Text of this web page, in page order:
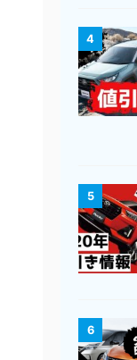
4
5
6